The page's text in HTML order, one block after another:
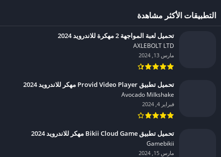
التطبيقات الأكثر مشاهدة
تحميل لعبة المواجهة 2 مهكرة للاندرويد 2024
AXLEBOLT LTD‏
مارس 13, 2024
تحميل تطبيق Provid Video Player مهكر للاندرويد 2024
Avocado Milkshake‏
فبراير 4, 2024
تحميل تطبيق Bikii Cloud Game مهكر للاندرويد 2024
Gamebikii‏
مارس 15, 2024